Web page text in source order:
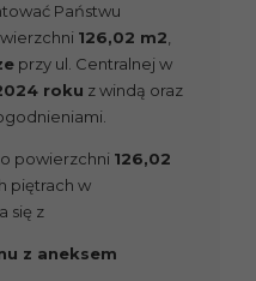
Państwu
126,02 m2
przy ul. Centralnej w
roku z windą oraz
powierzchni 126,02
piętrach w
się z
z aneksem